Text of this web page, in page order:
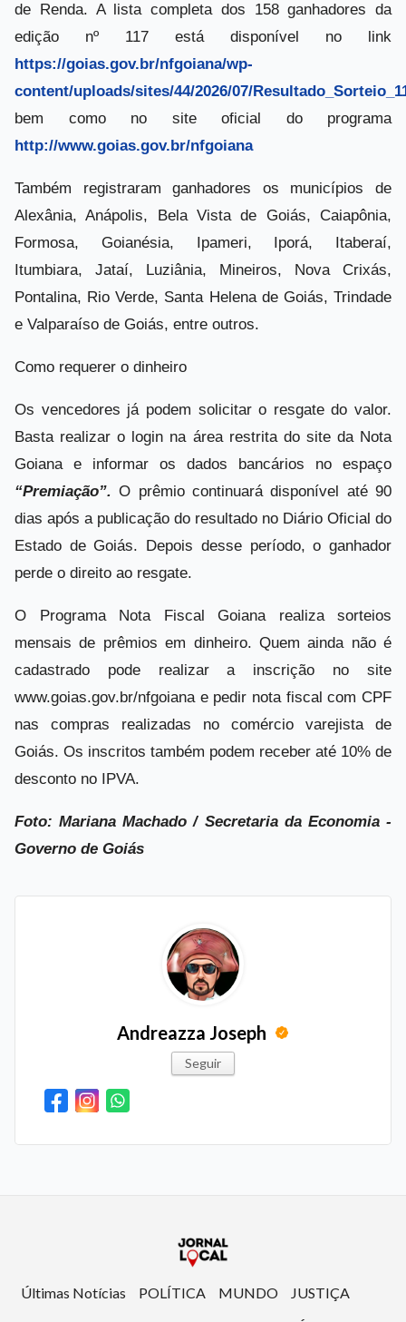
de Renda. A lista completa dos 158 ganhadores da
edição nº 117 está disponível no link
https://goias.gov.br/nfgoiana/wp-
content/uploads/sites/44/2026/07/
bem como no site oficial do programa
http://www.goias.gov.br/nfgoiana
Também registraram ganhadores os municípios de
Alexânia, Anápolis, Bela Vista de Goiás, Caiapônia,
Formosa, Goianésia, Ipameri, Iporá, Itaberaí,
Itumbiara, Jataí, Luziânia, Mineiros, Nova Crixás,
Pontalina, Rio Verde, Santa Helena de Goiás, Trindade
e Valparaíso de Goiás, entre outros.
Como requerer o dinheiro
Os vencedores já podem solicitar o resgate do valor.
Basta realizar o login na área restrita do site da Nota
Goiana e informar os dados bancários no espaço
“Premiação”. O prêmio continuará disponível até 90
dias após a publicação do resultado no Diário Oficial do
Estado de Goiás. Depois desse período, o ganhador
perde o direito ao resgate.
O Programa Nota Fiscal Goiana realiza sorteios
mensais de prêmios em dinheiro. Quem ainda não é
cadastrado pode realizar a inscrição no site
www.goias.gov.br/nfgoiana e pedir nota fiscal com CPF
nas compras realizadas no comércio varejista de
Goiás. Os inscritos também podem receber até 10% de
desconto no IPVA.
Foto: Mariana Machado / Secretaria da Economia -
Governo de Goiás
Andreazza Joseph
Seguir
Últimas Notícias POLÍTICA MUNDO
JUSTIÇA